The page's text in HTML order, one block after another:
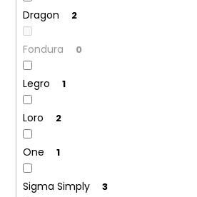
Dragon 2
Fondura 0
Legro 1
Loro 2
One 1
Sigma Simply 3